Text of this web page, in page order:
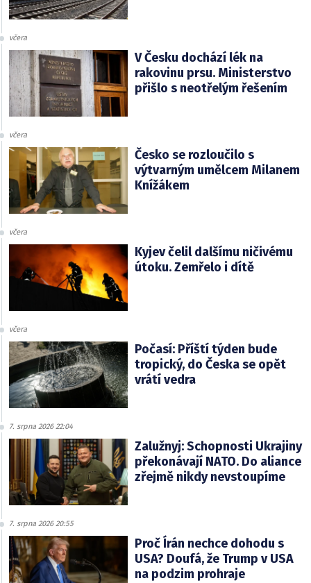
včera
V Česku dochází lék na
rakovinu prsu. Ministerstvo
přišlo s neotřelým řešením
včera
Česko se rozloučilo s
výtvarným umělcem Milanem
Knížákem
včera
Kyjev čelil dalšímu ničivému
útoku. Zemřelo i dítě
včera
Počasí: Příští týden bude
tropický, do Česka se opět
vrátí vedra
7. srpna 2026 22:04
Zalužnyj: Schopnosti Ukrajiny
překonávají NATO. Do aliance
zřejmě nikdy nevstoupíme
7. srpna 2026 20:55
Proč Írán nechce dohodu s
USA? Doufá, že Trump v USA
na podzim prohraje